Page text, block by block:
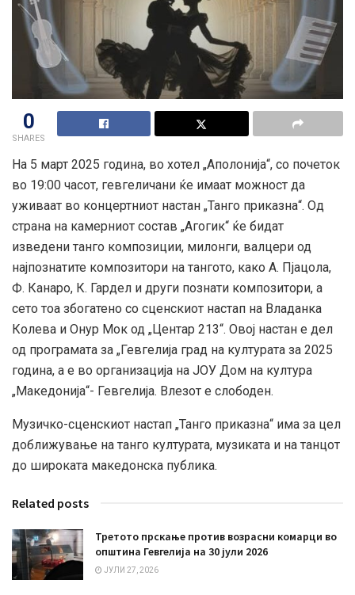
0
SHARES
На 5 март 2025 година, во хотел „Аполонија“, со почеток
во 19:00 часот, гевгеличани ќе имаат можност да
уживаат во концертниот настан „Танго приказна“. Од
страна на камерниот состав „Агогик“ ќе бидат
изведени танго композиции, милонги, валцери од
најпознатите композитори на тангото, како А. Пјацола,
Ф. Канаро, К. Гардел и други познати композитори, а
сето тоа збогатено со сценскиот настап на Владанка
Колева и Онур Мок од „Центар 213“. Овој настан е дел
од програмата за „Гевгелија град на културата за 2025
година, а е во организација на ЈОУ Дом на култура
„Македонија“- Гевгелија. Влезот е слободен.
Музичко-сценскиот настап „Танго приказна“ има за цел
доближување на танго културата, музиката и на танцот
до широката македонска публика.
Related posts
Третото прскање против возрасни комарци во
општина Гевгелија на 30 јули 2026
ЈУЛИ 27, 2026